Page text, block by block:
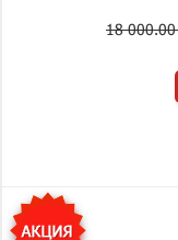
18 000.00